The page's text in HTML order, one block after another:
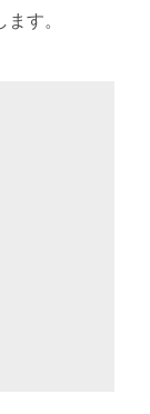
す。